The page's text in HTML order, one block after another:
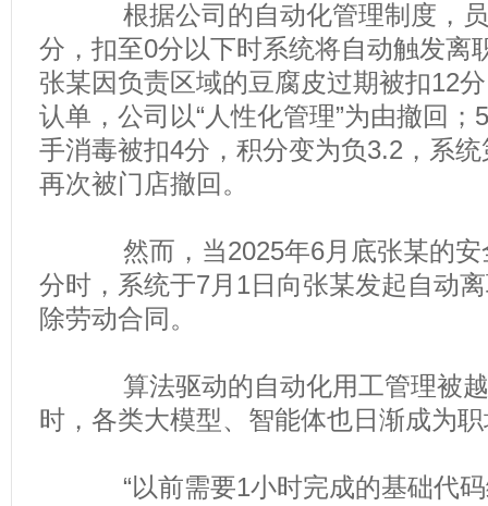
根据公司的自动化管理制度，员
分，扣至0分以下时系统将自动触发离
张某因负责区域的豆腐皮过期被扣12
认单，公司以“人性化管理”为由撤回
手消毒被扣4分，积分变为负3.2，系
再次被门店撤回。
然而，当2025年6月底张某的安
分时，系统于7月1日向张某发起自动
除劳动合同。
算法驱动的自动化用工管理被越
时，各类大模型、智能体也日渐成为职
“以前需要1小时完成的基础代码